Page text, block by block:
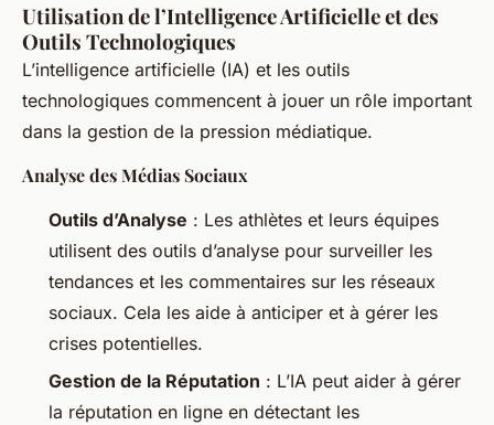
Utilisation de l’Intelligence Artificielle et des
Outils Technologiques
L’intelligence artificielle (IA) et les outils
technologiques commencent à jouer un rôle important
dans la gestion de la pression médiatique.
Analyse des Médias Sociaux
Outils d’Analyse : Les athlètes et leurs équipes
utilisent des outils d’analyse pour surveiller les
tendances et les commentaires sur les réseaux
sociaux. Cela les aide à anticiper et à gérer les
crises potentielles.
Gestion de la Réputation : L’IA peut aider à gérer
la réputation en ligne en détectant les